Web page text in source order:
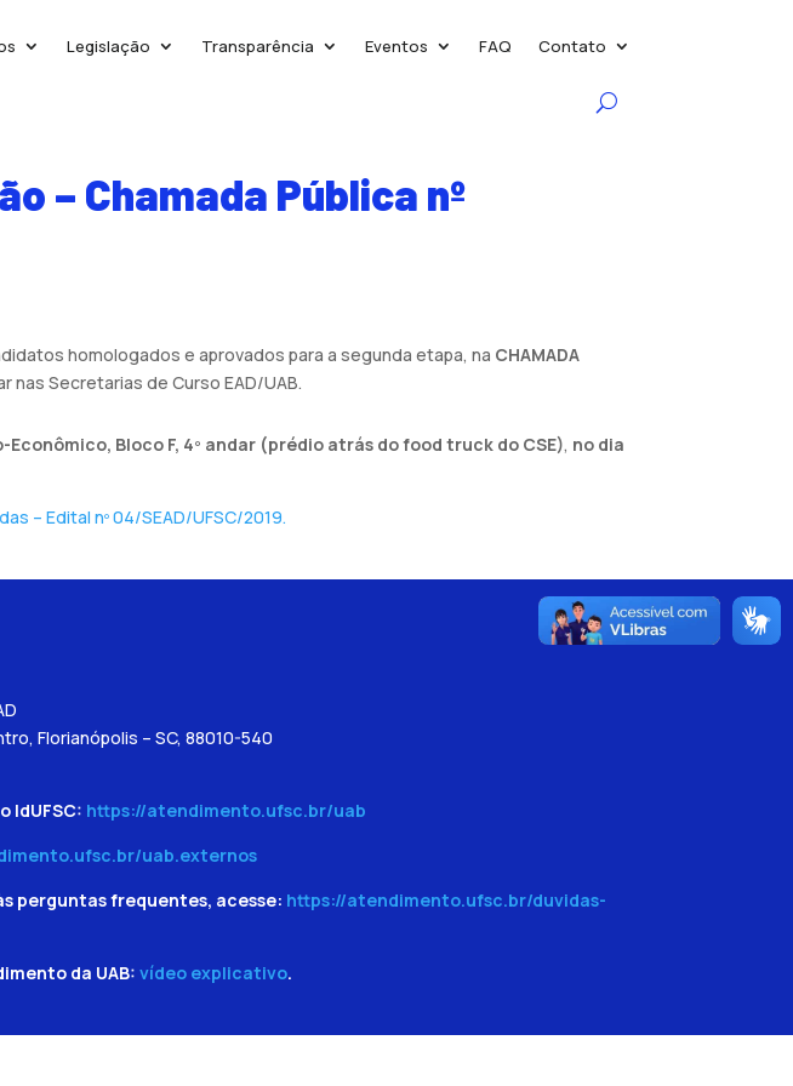
Legislação Transparência Eventos FAQ Contato
– Chamada Pública nº
homologados e aprovados para a segunda etapa, na CHAMADA
Secretarias de Curso EAD/UAB.
Econômico, Bloco F, 4º andar (prédio atrás do food truck do CSE), no dia
– Edital nº 04/SEAD/UFSC/2019.
Florianópolis – SC, 88010-540
IdUFSC: https://atendimento.ufsc.br/uab
uab.externos
perguntas frequentes, acesse: https://atendimento.ufsc.br/duvidas-
da UAB: vídeo explicativo.